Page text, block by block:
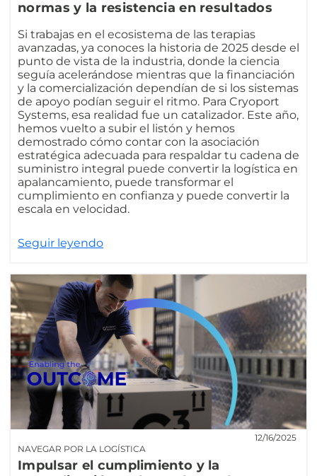
normas y la resistencia en resultados
Si trabajas en el ecosistema de las terapias
avanzadas, ya conoces la historia de 2025 desde el
punto de vista de la industria, donde la ciencia
seguía acelerándose mientras que la financiación
y la comercialización dependían de si los sistemas
de apoyo podían seguir el ritmo. Para Cryoport
Systems, esa realidad fue un catalizador. Este año,
hemos vuelto a subir el listón y hemos
demostrado cómo contar con la asociación
estratégica adecuada para respaldar tu cadena de
suministro integral puede convertir la logística en
apalancamiento, puede transformar el
cumplimiento en confianza y puede convertir la
escala en velocidad.
Seguir leyendo
NAVEGAR POR LA LOGÍSTICA
12/16/2025
Impulsar el cumplimiento y la